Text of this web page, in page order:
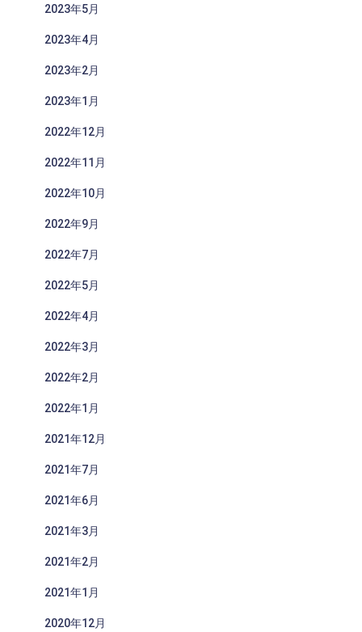
2023年5月
2023年4月
2023年2月
2023年1月
2022年12月
2022年11月
2022年10月
2022年9月
2022年7月
2022年5月
2022年4月
2022年3月
2022年2月
2022年1月
2021年12月
2021年7月
2021年6月
2021年3月
2021年2月
2021年1月
2020年12月